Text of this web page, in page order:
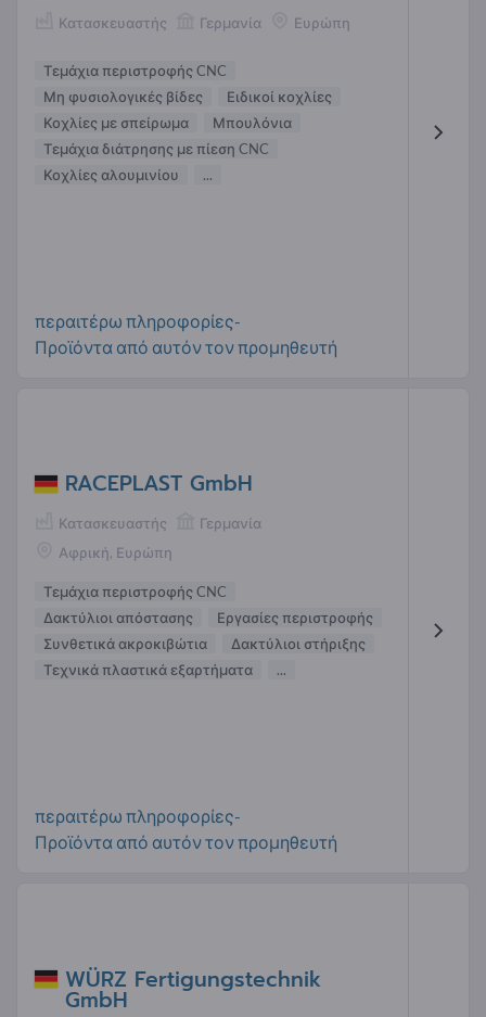
Κατασκευαστής Γερμανία Ευρώπη
Τεμάχια περιστροφής CNC
Μη φυσιολογικές βίδες
Ειδικοί κοχλίες
Κοχλίες με σπείρωμα
Μπουλόνια
Τεμάχια διάτρησης με πίεση CNC
Κοχλίες αλουμινίου
...
περαιτέρω πληροφορίες-
Προϊόντα από αυτόν τον προμηθευτή
RACEPLAST GmbH
Κατασκευαστής
Γερμανία
Αφρική, Ευρώπη
Τεμάχια περιστροφής CNC
Δακτύλιοι απόστασης
Εργασίες περιστροφής
Συνθετικά ακροκιβώτια
Δακτύλιοι στήριξης
Τεχνικά πλαστικά εξαρτήματα
...
περαιτέρω πληροφορίες-
Προϊόντα από αυτόν τον προμηθευτή
WÜRZ Fertigungstechnik
GmbH